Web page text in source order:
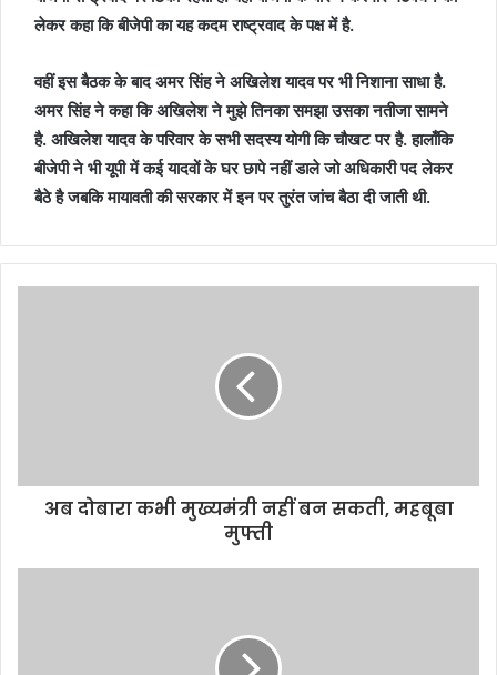
लेकर कहा कि बीजेपी का यह कदम राष्ट्रवाद के पक्ष में है.
वहीं इस बैठक के बाद अमर सिंह ने अखिलेश यादव पर भी निशाना साधा है.
अमर सिंह ने कहा कि अखिलेश ने मुझे तिनका समझा उसका नतीजा सामने
है. अखिलेश यादव के परिवार के सभी सदस्य योगी कि चौखट पर है. हालाँकि
बीजेपी ने भी यूपी में कई यादवों के घर छापे नहीं डाले जो अधिकारी पद लेकर
बैठे है जबकि मायावती की सरकार में इन पर तुरंत जांच बैठा दी जाती थी.
अब दोबारा कभी मुख्यमंत्री नहीं बन सकती, महबूबा
मुफ्ती